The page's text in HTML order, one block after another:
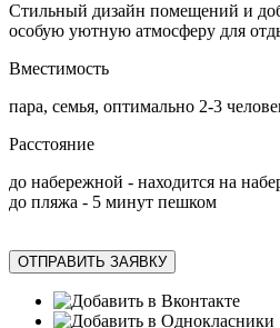
Стильный дизайн помещений и
особую уютную атмосферу для
Вместимость
пара, семья, оптимально 2-3
Расстояние
до набережной - находится на
до пляжа - 5 минут пешком
ОТПРАВИТЬ ЗАЯВКУ